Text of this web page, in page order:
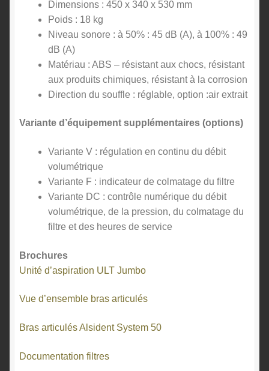
Dimensions : 450 x 340 x 530 mm
Poids : 18 kg
Niveau sonore : à 50% : 45 dB (A), à 100% : 49
dB (A)
Matériau : ABS – résistant aux chocs, résistant
aux produits chimiques, résistant à la corrosion
Direction du souffle : réglable, option :air extrait
Variante d’équipement supplémentaires (options)
Variante V : régulation en continu du débit
volumétrique
Variante F : indicateur de colmatage du filtre
Variante DC : contrôle numérique du débit
volumétrique, de la pression, du colmatage du
filtre et des heures de service
Brochures
Unité d’aspiration ULT Jumbo
Vue d’ensemble bras articulés
Bras articulés Alsident System 50
Documentation filtres